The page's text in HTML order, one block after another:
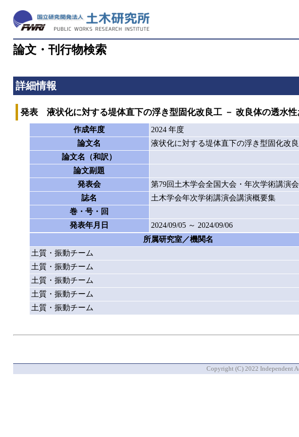
論文・刊行物検索
詳細情報
発表 液状化に対する堤体直下の浮き型固化改良工 － 改良体の透水
作成年度
2024 年度
論文名
液状化に対する堤体直下の浮き型固化改
論文名（和訳）
論文副題
発表会
第79回土木学会全国大会・年次学術講演会
誌名
土木学会年次学術講演会講演概要集
巻・号・回
発表年月日
2024/09/05 ～ 2024/09/06
所属研究室／機関名
土質・振動チーム
土質・振動チーム
土質・振動チーム
土質・振動チーム
土質・振動チーム
Copyright (C) 2022 Independent